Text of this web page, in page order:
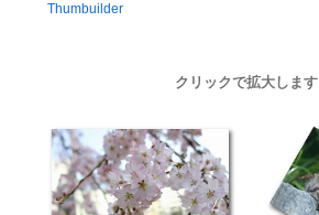
Thumbuilder
クリックで拡大します